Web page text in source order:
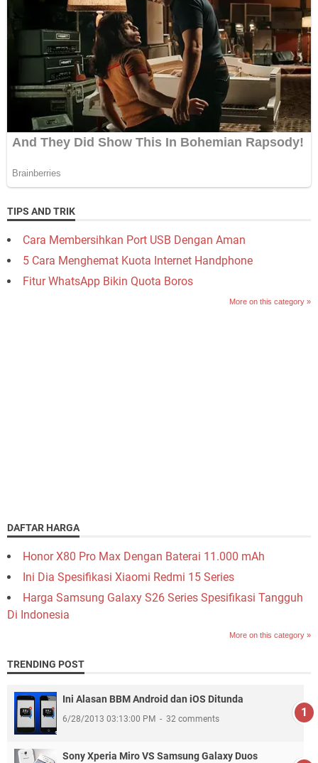
TIPS AND TRIK
Cara Membersihkan Port USB Dengan Aman
5 Cara Menghemat Kuota Internet Handphone
Fitur WhatsApp Bikin Quota Boros
More on this category »
DAFTAR HARGA
Honor X80 Pro Max Dengan Baterai 11.000 mAh
Ini Dia Spesifikasi Xiaomi Redmi 15 Series
Harga Samsung Galaxy S26 Series Spesifikasi Tangguh
Di Indonesia
More on this category »
TRENDING POST
Ini Alasan BBM Android dan iOS Ditunda
6/28/2013 03:13:00 PM 32 comments
Sony Xperia Miro VS Samsung Galaxy Duos